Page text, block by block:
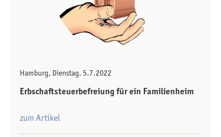
Hamburg, Dienstag. 5.7.2022
Erbschaftsteuerbefreiung für ein Familienheim
zum Artikel